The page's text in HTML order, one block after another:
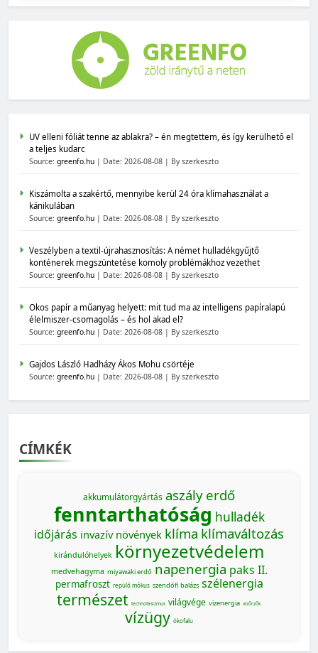
UV elleni fóliát tenne az ablakra? – én megtettem, és így kerülhető el
a teljes kudarc
Source: greenfo.hu Date: 2026-08-08 By szerkeszto
Kiszámolta a szakértő, mennyibe kerül 24 óra klímahasználat a
kánikulában
Source: greenfo.hu Date: 2026-08-08 By szerkeszto
Veszélyben a textil-újrahasznosítás: A német hulladékgyűjtő
konténerek megszüntetése komoly problémákhoz vezethet
Source: greenfo.hu Date: 2026-08-08 By szerkeszto
Okos papír a műanyag helyett: mit tud ma az intelligens papíralapú
élelmiszer-csomagolás – és hol akad el?
Source: greenfo.hu Date: 2026-08-08 By szerkeszto
Gajdos László Hadházy Ákos Mohu csörtéje
Source: greenfo.hu Date: 2026-08-08 By szerkeszto
CÍMKÉK
akkumulátorgyártás aszály erdő
fenntarthatóság hulladék
időjárás invazív növények klíma klímaváltozás
kirándulóhelyek környezetvédelem
medvehagyma miyawaki erdő napenergia paks II.
permafroszt repülő mókus szendőfi balázs szélenergia
természet technofasizmus világvége vízenergia vízőrzők
vízügy ökofalu